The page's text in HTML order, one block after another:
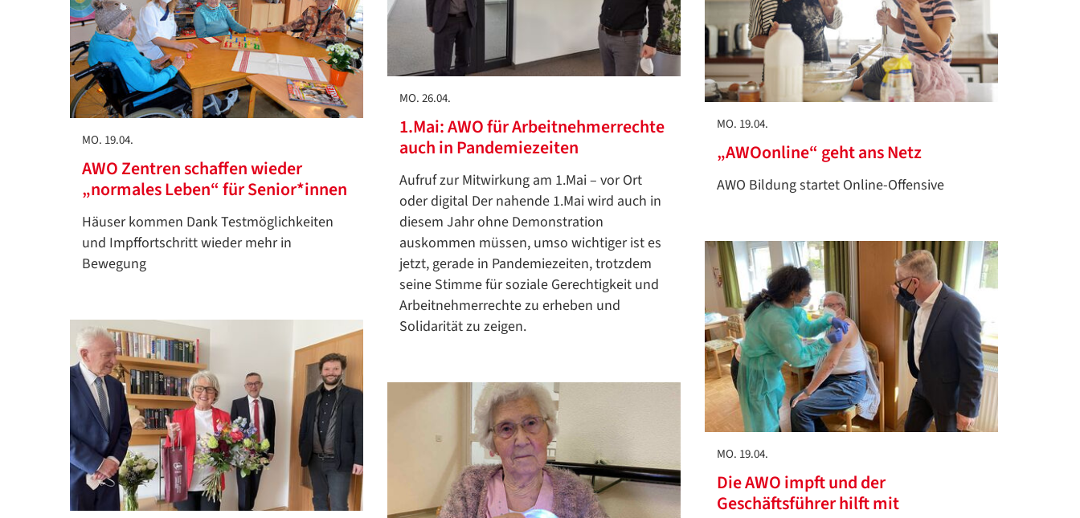
MO. 26.04.
1.Mai: AWO für Arbeitnehmerrechte
auch in Pandemiezeiten
Aufruf zur Mitwirkung am 1.Mai – vor Ort
oder digital Der nahende 1.Mai wird auch in
diesem Jahr ohne Demonstration
auskommen müssen, umso wichtiger ist es
jetzt, gerade in Pandemiezeiten, trotzdem
seine Stimme für soziale Gerechtigkeit und
Arbeitnehmerrechte zu erheben und
Solidarität zu zeigen.
MO. 19.04.
„AWOonline“ geht ans Netz
AWO Bildung startet Online-Offensive
MO. 19.04.
AWO Zentren schaffen wieder
„normales Leben“ für Senior*innen
Häuser kommen Dank Testmöglichkeiten
und Impffortschritt wieder mehr in
Bewegung
MO. 19.04.
Die AWO impft und der
Geschäftsführer hilft mit